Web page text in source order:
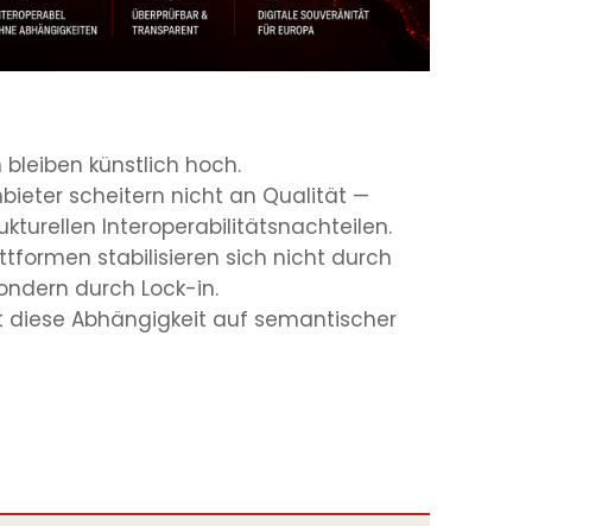
bleiben künstlich hoch.
scheitern nicht an Qualität —
Interoperabilitätsnachteilen.
stabilisieren sich nicht durch
durch Lock-in.
diese Abhängigkeit auf semantischer